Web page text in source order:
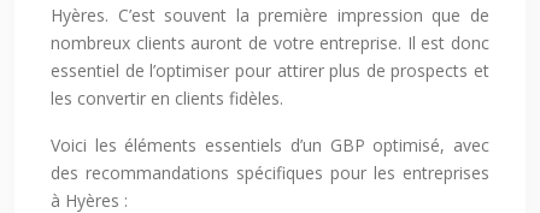
Hyères. C’est souvent la première impression que de
nombreux clients auront de votre entreprise. Il est donc
essentiel de l’optimiser pour attirer plus de prospects et
les convertir en clients fidèles.
Voici les éléments essentiels d’un GBP optimisé, avec
des recommandations spécifiques pour les entreprises
à Hyères :